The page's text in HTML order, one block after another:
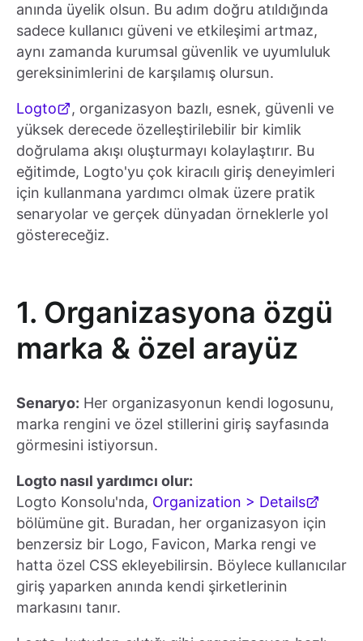
anında üyelik olsun. Bu adım doğru atıldığında
sadece kullanıcı güveni ve etkileşimi artmaz,
aynı zamanda kurumsal güvenlik ve uyumluluk
gereksinimlerini de karşılamış olursun.
Logto
, organizasyon bazlı, esnek, güvenli ve
yüksek derecede özelleştirilebilir bir kimlik
doğrulama akışı oluşturmayı kolaylaştırır. Bu
eğitimde, Logto'yu çok kiracılı giriş deneyimleri
için kullanmana yardımcı olmak üzere pratik
senaryolar ve gerçek dünyadan örneklerle yol
göstereceğiz.
1. Organizasyona özgü
marka & özel arayüz
Senaryo: Her organizasyonun kendi logosunu,
marka rengini ve özel stillerini giriş sayfasında
görmesini istiyorsun.
Logto nasıl yardımcı olur:
Logto Konsolu'nda, Organization > Details
bölümüne git. Buradan, her organizasyon için
benzersiz bir Logo, Favicon, Marka rengi ve
hatta özel CSS ekleyebilirsin. Böylece kullanıcılar
giriş yaparken anında kendi şirketlerinin
markasını tanır.